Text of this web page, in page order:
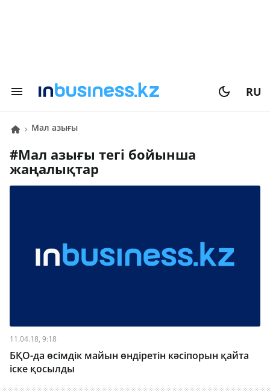
RU
мал азығы
# мал азығы тегі бойынша
жаңалықтар
11.04.18, 9:18
БҚО-да өсімдік майын өндіретін кәсіпорын қайта
іске қосылды